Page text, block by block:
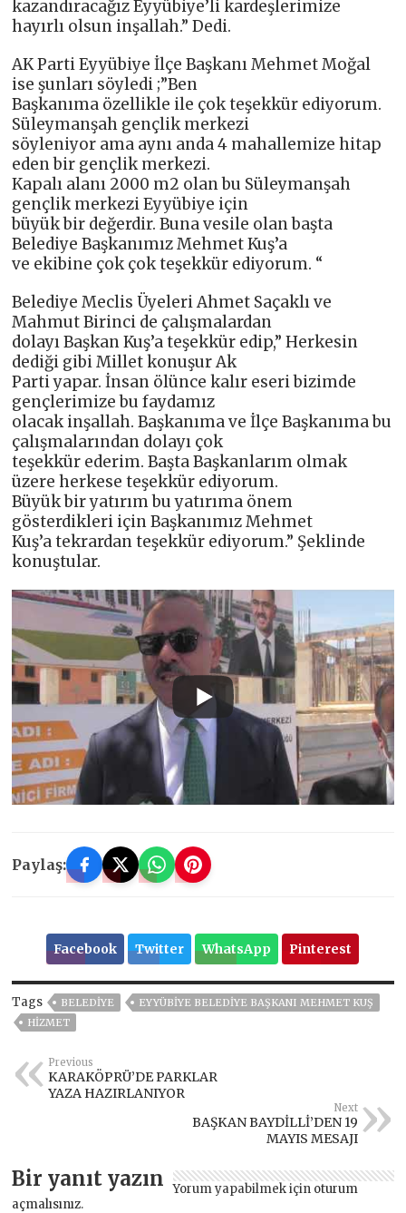
kazandıracağız Eyyübiye’li kardeşlerimize
hayırlı olsun inşallah.” Dedi.
AK Parti Eyyübiye İlçe Başkanı Mehmet Moğal
ise şunları söyledi ;”Ben
Başkanıma özellikle ile çok teşekkür ediyorum.
Süleymanşah gençlik merkezi
söyleniyor ama aynı anda 4 mahallemize hitap
eden bir gençlik merkezi.
Kapalı alanı 2000 m2 olan bu Süleymanşah
gençlik merkezi Eyyübiye için
büyük bir değerdir. Buna vesile olan başta
Belediye Başkanımız Mehmet Kuş’a
ve ekibine çok çok teşekkür ediyorum. “
Belediye Meclis Üyeleri Ahmet Saçaklı ve
Mahmut Birinci de çalışmalardan
dolayı Başkan Kuş’a teşekkür edip,” Herkesin
dediği gibi Millet konuşur Ak
Parti yapar. İnsan ölünce kalır eseri bizimde
gençlerimize bu faydamız
olacak inşallah. Başkanıma ve İlçe Başkanıma bu
çalışmalarından dolayı çok
teşekkür ederim. Başta Başkanlarım olmak
üzere herkese teşekkür ediyorum.
Büyük bir yatırım bu yatırıma önem
gösterdikleri için Başkanımız Mehmet
Kuş’a tekrardan teşekkür ediyorum.” Şeklinde
konuştular.
Paylaş:
Facebook Twitter WhatsApp Pinterest
Tags BELEDİYE
EYYÜBIYE BELEDIYE BAŞKANI MEHMET KUŞ
HİZMET
Previous
KARAKÖPRÜ’DE PARKLAR
YAZA HAZIRLANIYOR
Next
BAŞKAN BAYDİLLİ’DEN 19
MAYIS MESAJI
Bir yanıt yazın Yorum yapabilmek için oturum
açmalısınız.